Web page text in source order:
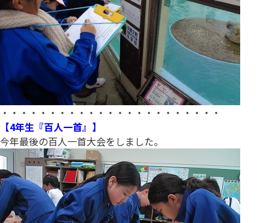
・・・・・・・・・・・・・・・・・・・・・・・
【4年生『百人一首』】
今年最後の百人一首大会をしました。